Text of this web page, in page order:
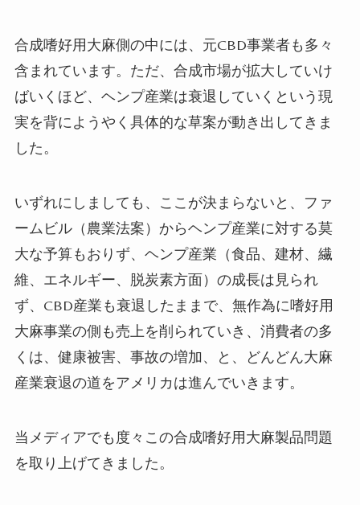
合成嗜好用大麻側の中には、元CBD事業者も多々
含まれています。ただ、合成市場が拡大していけ
ばいくほど、ヘンプ産業は衰退していくという現
実を背にようやく具体的な草案が動き出してきま
した。
いずれにしましても、ここが決まらないと、ファ
ームビル（農業法案）からヘンプ産業に対する莫
大な予算もおりず、ヘンプ産業（食品、建材、繊
維、エネルギー、脱炭素方面）の成長は見られ
ず、 CBD産業も衰退したままで、無作為に嗜好用
大麻事業の側も売上を削られていき、消費者の多
くは、 健康被害、事故の増加、と、どんどん大麻
産業衰退の道をアメリカは進んでいきます。
当メディアでも度々この合成嗜好用大麻製品問題
を取り上げてきました。